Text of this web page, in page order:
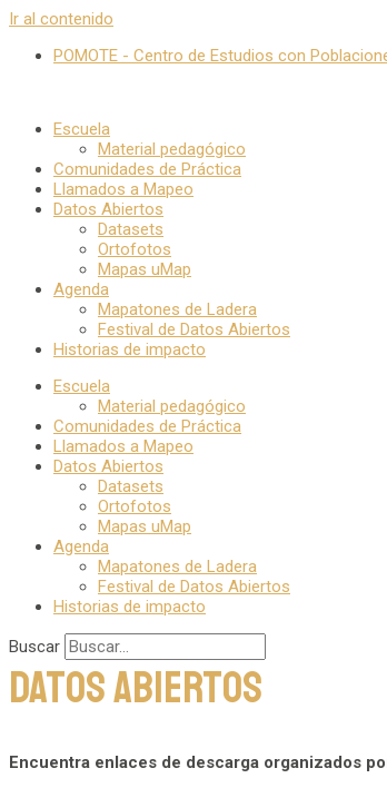
Ir al contenido
POMOTE - Centro de Estudios con
Escuela
Material pedagógico
Comunidades de Práctica
Llamados a Mapeo
Datos Abiertos
Datasets
Ortofotos
Mapas uMap
Agenda
Mapatones de Ladera
Festival de Datos Abiertos
Historias de impacto
Escuela
Material pedagógico
Comunidades de Práctica
Llamados a Mapeo
Datos Abiertos
Datasets
Ortofotos
Mapas uMap
Agenda
Mapatones de Ladera
Festival de Datos Abiertos
Historias de impacto
Buscar
Datos Abiertos
Encuentra enlaces de descarga organizados